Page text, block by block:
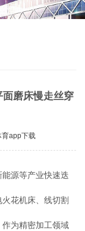
磨床慢走丝穿
育app下载
源等产业快速迭
花机床、线切割
为精密加工领域